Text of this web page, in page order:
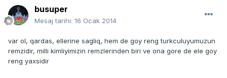
busuper
Mesaj tarihi: 16 Ocak 2014
var ol, qardas, ellerine sagliq, hem de goy reng turkculuyumuzun
remzidir, milli kimliyimizin remzlerinden biri ve ona gore de ele goy
reng yaxsidir